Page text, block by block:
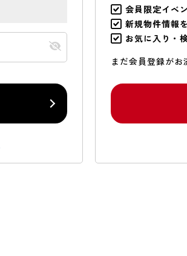
会員限定イベ
新規物件情報
お気に入り・
まだ会員登録がお